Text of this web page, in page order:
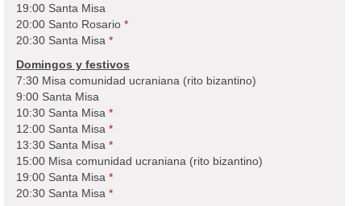
19:00 Santa Misa
20:00 Santo Rosario *
20:30 Santa Misa *
Domingos y festivos
7:30 Misa comunidad ucraniana (rito bizantino)
9:00 Santa Misa
10:30 Santa Misa *
12:00 Santa Misa *
13:30 Santa Misa *
15:00 Misa comunidad ucraniana (rito bizantino)
19:00 Santa Misa *
20:30 Santa Misa *